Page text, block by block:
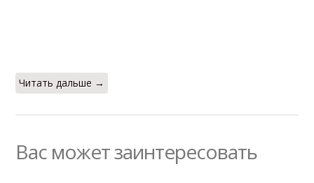
Читать дальше →
Вас может заинтересовать